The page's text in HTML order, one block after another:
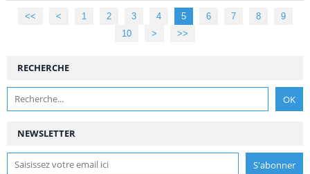
<< < 1 2 3 4 5 6 7 8
9
10
> >>
NEWSLETTER
RECHERCHE